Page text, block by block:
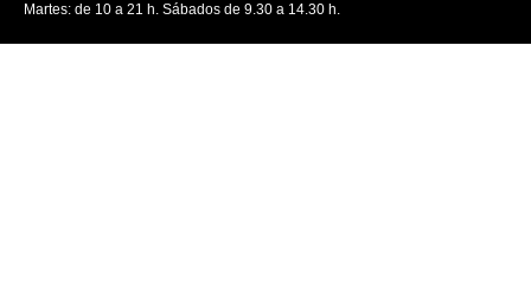
Martes: de 10 a 21 h. Sábados de 9.30 a 14.30 h.